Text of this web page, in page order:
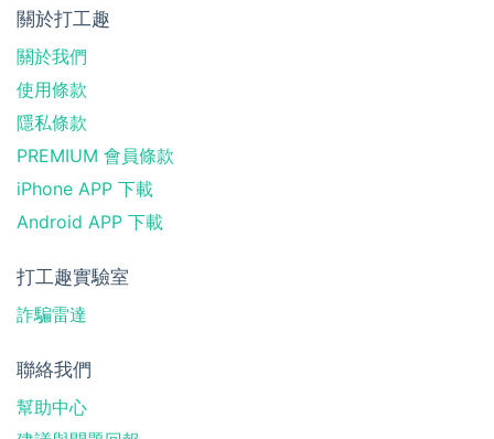
關於打工趣
關於我們
使用條款
隱私條款
PREMIUM 會員條款
iPhone APP 下載
Android APP 下載
打工趣實驗室
詐騙雷達
聯絡我們
幫助中心